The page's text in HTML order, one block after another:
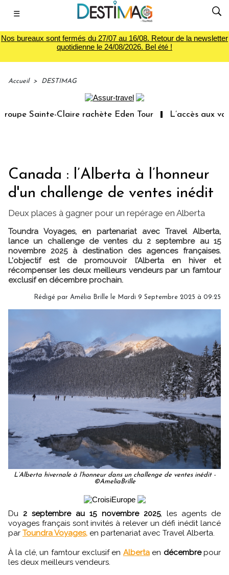
☰
Nos bureaux sont fermés du 27/07 au 16/08. Retour de la newsletter
quotidienne le 24/08/2026. Bel été !
Accueil > DESTIMAG
Sainte-Claire rachète Eden Tour L’accès aux
Canada : l’Alberta à l’honneur
d'un challenge de ventes inédit
Deux places à gagner pour un repérage en Alberta
Toundra Voyages, en partenariat avec Travel Alberta,
lance un challenge de ventes du 2 septembre au 15
novembre 2025 à destination des agences françaises.
L'objectif est de promouvoir l’Alberta en hiver et
récompenser les deux meilleurs vendeurs par un famtour
exclusif en décembre prochain.
Rédigé par Amélia Brille le Mardi 9 Septembre 2025 à 09:25
L’Alberta hivernale à l’honneur dans un challenge de ventes inédit -
©AmeliaBrille
Du 2 septembre au 15 novembre 2025, les agents de
voyages français sont invités à relever un défi inédit lancé
par Toundra Voyages, en partenariat avec Travel Alberta.
À la clé, un famtour exclusif en Albertaen décembrepour
les deux meilleurs vendeurs.